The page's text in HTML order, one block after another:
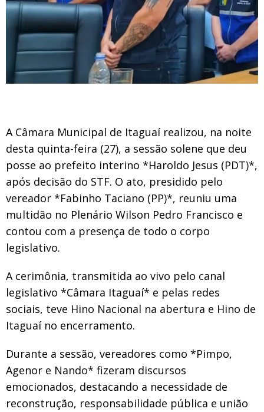
A Câmara Municipal de Itaguaí realizou, na noite
desta quinta-feira (27), a sessão solene que deu
posse ao prefeito interino *Haroldo Jesus (PDT)*,
após decisão do STF. O ato, presidido pelo
vereador *Fabinho Taciano (PP)*, reuniu uma
multidão no Plenário Wilson Pedro Francisco e
contou com a presença de todo o corpo
legislativo.
A cerimônia, transmitida ao vivo pelo canal
legislativo *Câmara Itaguaí* e pelas redes
sociais, teve Hino Nacional na abertura e Hino de
Itaguaí no encerramento.
Durante a sessão, vereadores como *Pimpo,
Agenor e Nando* fizeram discursos
emocionados, destacando a necessidade de
reconstrução, responsabilidade pública e união